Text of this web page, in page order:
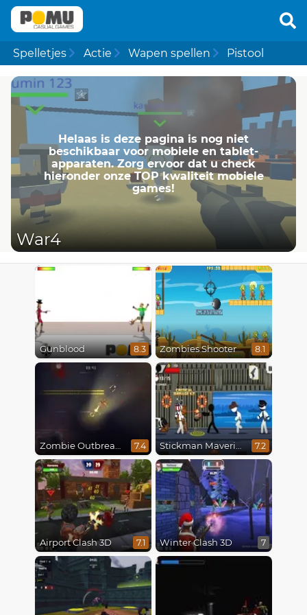
Spelletjes Actie Wapen spellen Pistool
Helaas is deze pagina is nog niet
beschikbaar voor mobiele en tablet-
apparaten. Zorg ervoor dat u check
hieronder onze TOP kwaliteit mobiele
games!
War4
Gunblood 8.3 Zombies Shooter 8.1
Zombie Outbreak Arena 7.4 Stickman Maverick: Bad Boys Killer 7.2
Airport Clash 3D 7.1 Winter Clash 3D 7